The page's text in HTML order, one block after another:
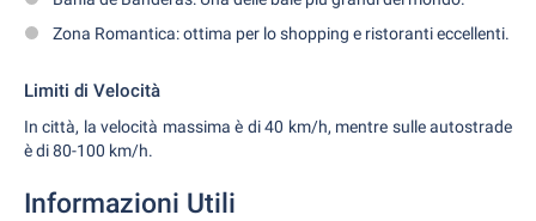
Zona Romantica: ottima per lo shopping e ristoranti eccellenti.
Limiti di Velocità
In città, la velocità massima è di 40 km/h, mentre sulle autostrade
è di 80-100 km/h.
Informazioni Utili